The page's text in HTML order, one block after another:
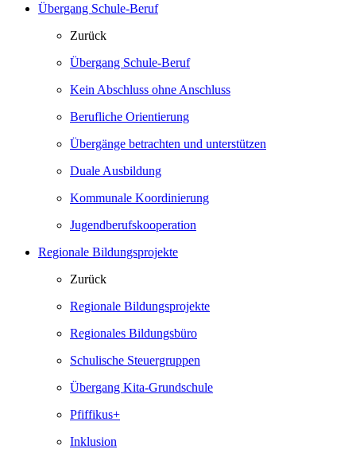
Übergang Schule-Beruf
Zurück
Übergang Schule-Beruf
Kein Abschluss ohne Anschluss
Berufliche Orientierung
Übergänge betrachten und unterstützen
Duale Ausbildung
Kommunale Koordinierung
Jugendberufskooperation
Regionale Bildungsprojekte
Zurück
Regionale Bildungsprojekte
Regionales Bildungsbüro
Schulische Steuergruppen
Übergang Kita-Grundschule
Pfiffikus+
Inklusion